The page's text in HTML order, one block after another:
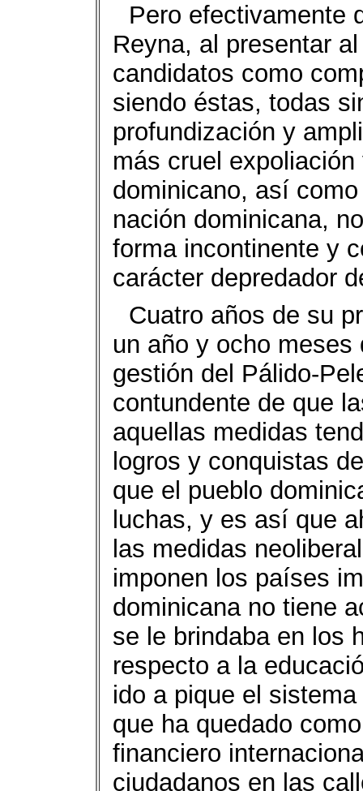
Pero efectivamente
Reyna, al presentar
candidatos como
siendo éstas, todas
profundización y
más cruel
dominicano, así
nación dominicana,
forma incontinente y
carácter depredador
Cuatro años de su
un año y ocho
gestión del Pálido-
contundente de que
aquellas medidas
logros y conquistas
que el pueblo
luchas, y es así que
las medidas
imponen los países
dominicana no tiene
se le brindaba en los
respecto a la
ido a pique el
que ha quedado
financiero
ciudadanos en las